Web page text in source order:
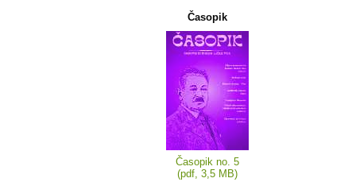
Časopik
Časopik no. 5
(pdf, 3,5 MB)